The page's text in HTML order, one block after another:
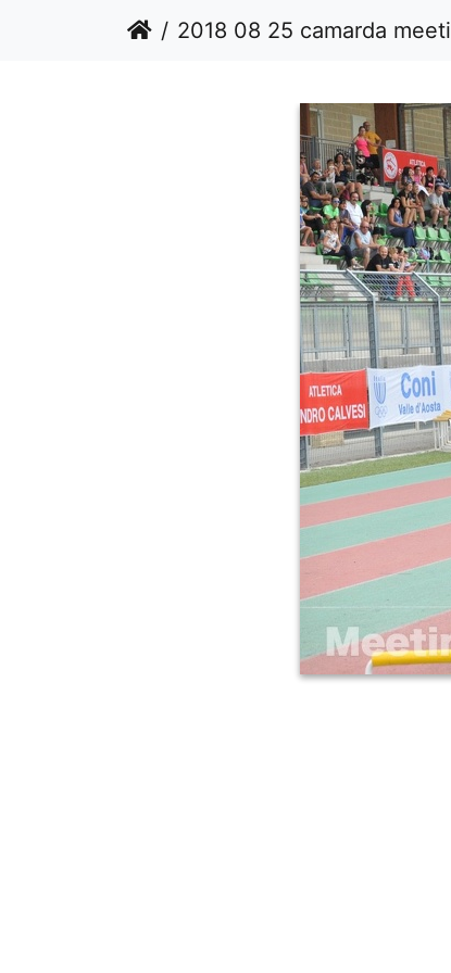
2018 08 25 camarda meeting calvesi outdoor DSC 7652 1536 resized